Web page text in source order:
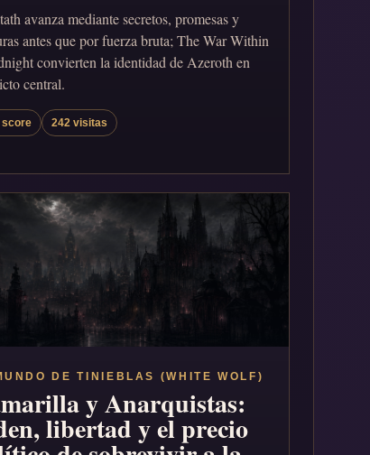
avanza mediante secretos, promesas y
antes que por fuerza bruta; The War Within
convierten la identidad de Azeroth en
central.
score 242 visitas
DE TINIEBLAS (WHITE WOLF)
y Anarquistas:
libertad y el precio